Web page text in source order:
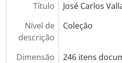
Título
José Carlos
Nível de
descrição
Coleção
Dimensão
246 itens